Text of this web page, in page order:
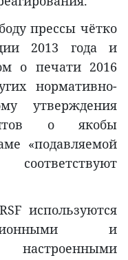
прессы чётко
2013 года и
о печати 2016
нормативно-
утверждения
о якобы
«подавляемой
используются
и